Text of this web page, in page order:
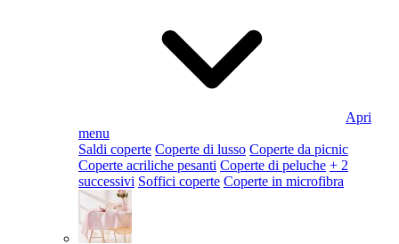
Apri
menu
Saldi coperte Coperte di lusso Coperte da picnic
Coperte acriliche pesanti Coperte di peluche + 2
successivi Soffici coperte Coperte in microfibra